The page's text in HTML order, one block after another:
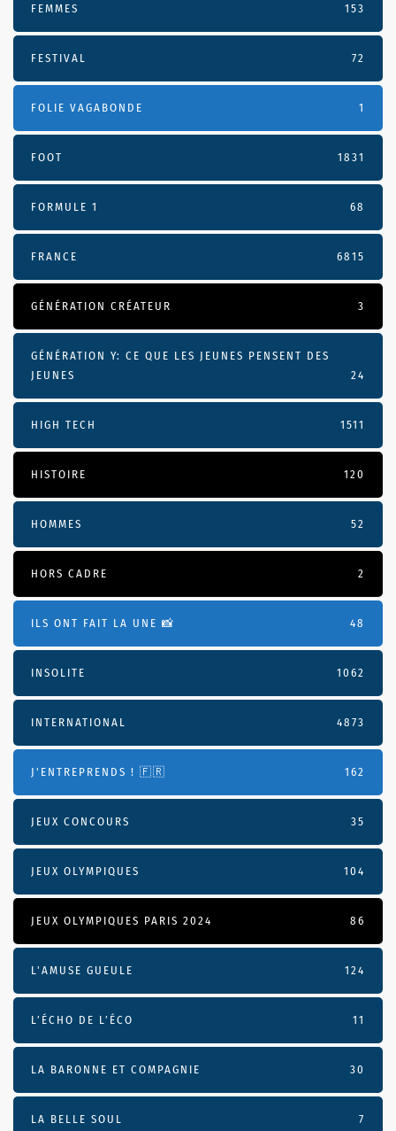
FEMMES 153
FESTIVAL 72
FOLIE VAGABONDE 1
FOOT 1831
FORMULE 1 68
FRANCE 6815
GÉNÉRATION CRÉATEUR 3
GÉNÉRATION Y: CE QUE LES JEUNES PENSENT DES
JEUNES
24
HIGH TECH 1511
HISTOIRE 120
HOMMES 52
HORS CADRE 2
ILS ONT FAIT LA UNE 📸 48
INSOLITE 1062
INTERNATIONAL 4873
J'ENTREPRENDS ! 🇫🇷 162
JEUX CONCOURS 35
JEUX OLYMPIQUES 104
JEUX OLYMPIQUES PARIS 2024 86
L'AMUSE GUEULE 124
L’ÉCHO DE L’ÉCO 11
LA BARONNE ET COMPAGNIE 30
LA BELLE SOUL 7